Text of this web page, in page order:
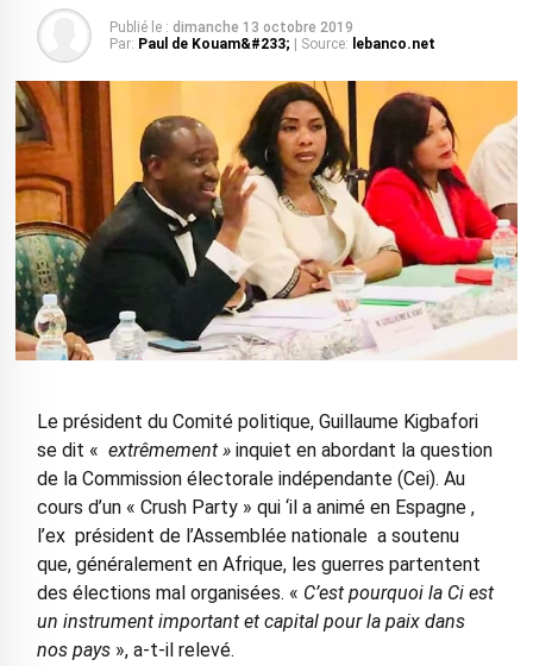
Publié le : dimanche 13 octobre 2019
Par: Paul de Kouam&#233; | Source: lebanco.net
Le président du Comité politique, Guillaume Kigbafori
se dit « extrêmement »inquiet en abordant la question
de la Commission électorale indépendante (Cei). Au
cours d’un « Crush Party » qui ‘il a animé en Espagne ,
l’ex président de l’Assemblée nationale a soutenu
que, généralement en Afrique, les guerres partentent
des élections mal organisées. « C’est pourquoi la Ci est
un instrument important et capital pour la paix dans
nos pays», a-t-il relevé.